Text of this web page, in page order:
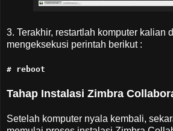
3. Terakhir, restartlah komputer kalian
mengeksekusi perintah berikut :
# reboot
Tahap Instalasi Zimbra
Setelah komputer nyala kembali,